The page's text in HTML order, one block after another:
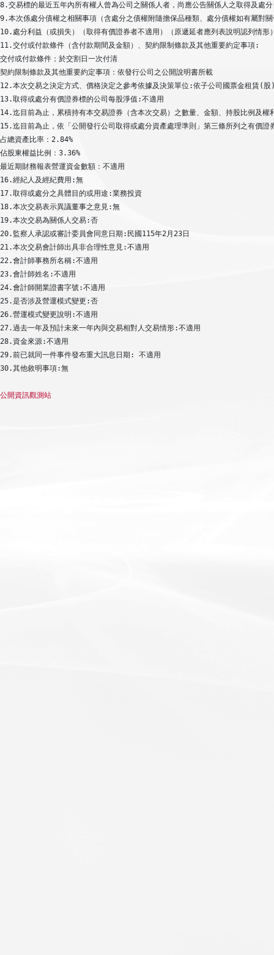
8.交易標的最近五年內所有權人曾為公司之關係人者，尚應公告關係人之取得及處
9.本次係處分債權之相關事項（含處分之債權附隨擔保品種類、處分債權如有屬對
10.處分利益（或損失）（取得有價證券者不適用）（原遞延者應列表說明認列情形
11.交付或付款條件（含付款期間及金額）、契約限制條款及其他重要約定事項:
交付或付款條件；於交割日一次付清
契約限制條款及其他重要約定事項：依發行公司之公開說明書所載
12.本次交易之決定方式、價格決定之參考依據及決策單位:依子公司國票金租賃(
13.取得或處分有價證券標的公司每股淨值:不適用
14.迄目前為止，累積持有本交易證券（含本次交易）之數量、金額、持股比例及
15.迄目前為止，依「公開發行公司取得或處分資產處理準則」第三條所列之有價
占總資產比率：2.84%
佔股東權益比例：3.36%
最近期財務報表營運資金數額：不適用
16.經紀人及經紀費用:無
17.取得或處分之具體目的或用途:業務投資
18.本次交易表示異議董事之意見:無
19.本次交易為關係人交易:否
20.監察人承認或審計委員會同意日期:民國115年2月23日
21.本次交易會計師出具非合理性意見:不適用
22.會計師事務所名稱:不適用
23.會計師姓名:不適用
24.會計師開業證書字號:不適用
25.是否涉及營運模式變更:否
26.營運模式變更說明:不適用
27.過去一年及預計未來一年內與交易相對人交易情形:不適用
28.資金來源:不適用
29.前已就同一件事件發布重大訊息日期: 不適用
30.其他敘明事項:無
公開資訊觀測站